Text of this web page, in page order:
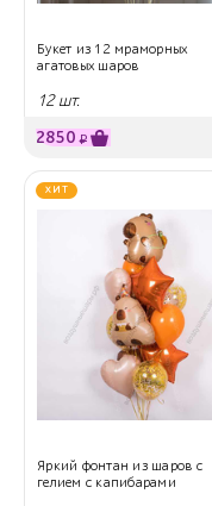
Букет из 12 мраморных
агатовых шаров
12 шт.
2850 ₽
ХИТ
Яркий фонтан из шаров с
гелием с капибарами